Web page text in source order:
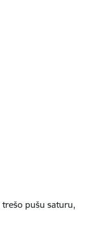
trešo pušu saturu,